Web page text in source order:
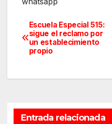
Navegación
de
Escuela Especial 515:
sigue el reclamo por
un establecimiento
propio
Entrada relacionada